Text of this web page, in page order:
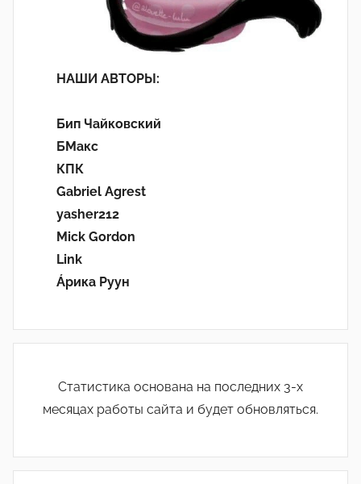
НАШИ АВТОРЫ:
Бип Чайковский
БМакс
КПК
Gabriel Agrest
yasher212
Mick Gordon
Link
Áрика Руун
Статистика основана на последних 3-х
месяцах работы сайта и будет обновляться.